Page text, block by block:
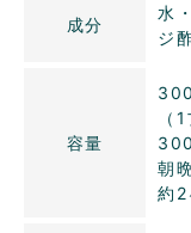
成分
水
ジ
容量
（
朝
約2